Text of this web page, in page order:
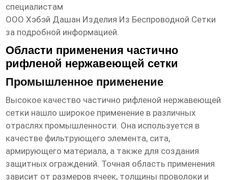
специалистам
ООО Хэбэй Дашан Изделия Из Беспроводной Сетки
за подробной информацией.
Области применения частично
рифленой нержавеющей сетки
Промышленное применение
Высокое качество частично рифленой нержавеющей
сетки нашло широкое применение в различных
отраслях промышленности. Она используется в
качестве фильтрующего элемента, сита,
армирующего материала, а также для создания
защитных ограждений. Точная область применения
зависит от размеров ячеек, толщины проволоки и